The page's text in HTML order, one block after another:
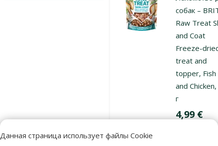
Данная страница использует файлы Cookie
собак –
Raw Treat
and Coat
Freeze-
treat and
topper, Fish
and
г
Цена
4,99 €
Новинка!
🪻